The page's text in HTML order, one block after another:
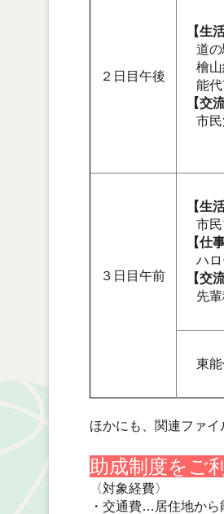
２日目午後
【生
道の
檜山
能代
【交
市民
３日目午前
【生
市民
【仕
ハロ
【交
先輩
東能
ほかにも、関連ファイ
助成制度をご
〈対象経費〉
・交通費…居住地か